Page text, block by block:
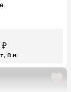
₽
8 н.